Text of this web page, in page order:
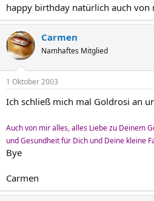
happy birthday natürlich auch von
Carmen
Namhaftes Mitglied
1 Oktober 2003
Ich schließ mich mal Goldrosi an
Auch von mir alles, alles Liebe zu Deinem
und Gesundheit für Dich und Deine kleine
Bye
Carmen